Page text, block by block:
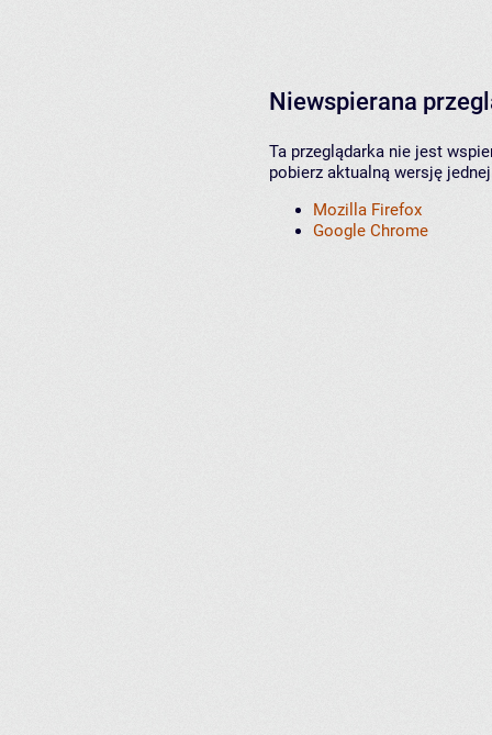
Niewspierana
Ta przeglądarka nie jest
pobierz aktualną wersję
Mozilla Firefox
Google Chrome